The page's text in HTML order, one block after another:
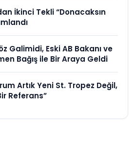
İkinci Tekli “Donacaksın
Galimidi, Eski AB Bakanı ve
Bağış ile Bir Araya Geldi
Artık Yeni St. Tropez Değil,
Referans”